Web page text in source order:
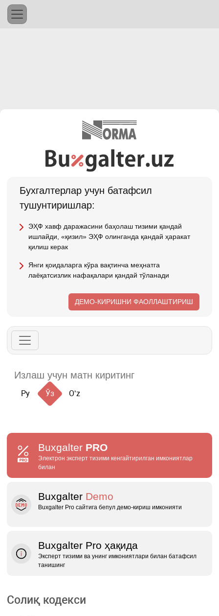
Бухгалтерлар учун батафсил
тушунтиришлар:
ЭҲФ хавф даражасини баҳолаш тизими қандай
ишлайди, «қизил» ЭҲФ олинганда қандай ҳаракат
қилиш керак
Янги қоидаларга кўра вақтинча меҳнатга
лаёқатсизлик нафақалари қандай тўланади
ДЕМО-КИРИШНИ ФАОЛЛАШТИРИШ
Ру Ўз Oʻz
Buxgalter PRO
Электрон эксперт тизими кенгайтирилган имкониятлар
билан
Buxgalter Demo
Buxgalter Pro сайтига бепул демо‑кириш имконияти
Buxgalter Pro ҳақида
Эксперт тизими ва унинг имкониятлари билан батафсил
танишинг
Солиқ кодекси